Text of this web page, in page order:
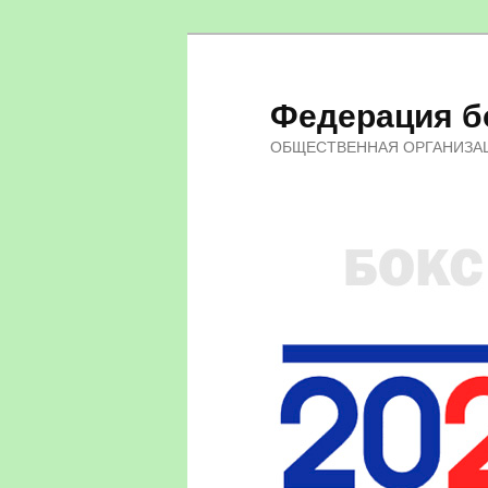
Федерация
ОБЩЕСТВЕННАЯ